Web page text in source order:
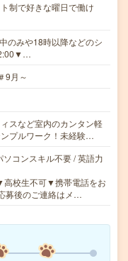
制で好きな曜日で働け
のみや18時以降などのシ
9月～
スなど室内のカンタン軽
プルワーク！未経験…
コンスキル不要 / 英語力
校生不可▼携帯電話をお
募後のご連絡はメ…